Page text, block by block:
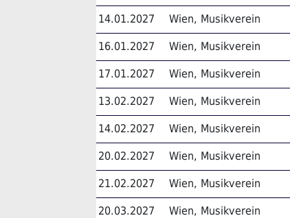
14.01.2027 Wien, Musikverein
16.01.2027 Wien, Musikverein
17.01.2027 Wien, Musikverein
13.02.2027 Wien, Musikverein
14.02.2027 Wien, Musikverein
20.02.2027 Wien, Musikverein
21.02.2027 Wien, Musikverein
20.03.2027 Wien, Musikverein